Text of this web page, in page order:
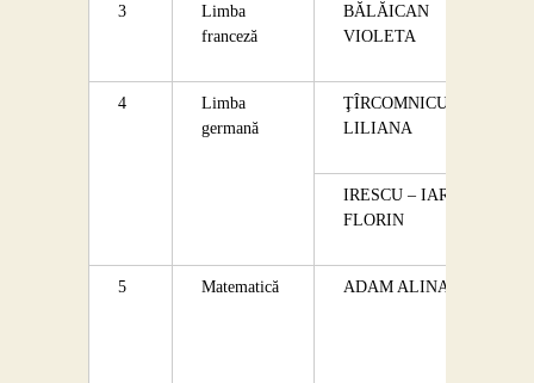
3
Limba
franceză
BĂLĂICAN
VIOLETA
4
Limba
germană
ŢÎRCOMNICU
LILIANA
IRESCU – IARU
FLORIN
5 Matematică ADAM ALINA